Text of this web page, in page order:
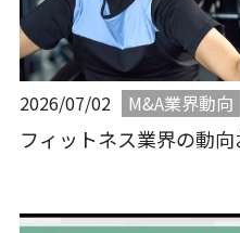
2026/07/02 M&A業界動向
フィットネス業界の動